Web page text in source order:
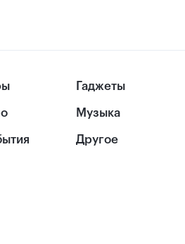
Гаджеты
Музыка
Другое